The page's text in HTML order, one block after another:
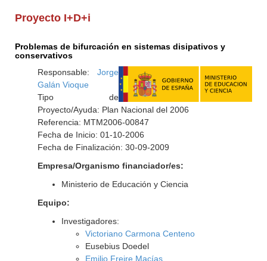
Proyecto I+D+i
Problemas de bifurcación en sistemas disipativos y
conservativos
Responsable: Jorge
Galán Vioque
Tipo de
Proyecto/Ayuda: Plan Nacional del 2006
Referencia: MTM2006-00847
Fecha de Inicio: 01-10-2006
Fecha de Finalización: 30-09-2009
Empresa/Organismo financiador/es:
Ministerio de Educación y Ciencia
Equipo:
Investigadores:
Victoriano Carmona Centeno
Eusebius Doedel
Emilio Freire Macías